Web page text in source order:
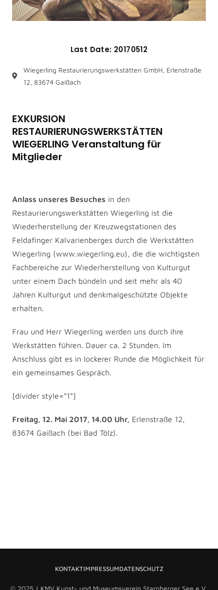
EXKURSION
RESTAURIERUNGSWERKSTÄTTEN
WIEGERLING Veranstaltung für
Mitglieder
Anlass unseres Besuches in den
Restaurierungswerkstätten Wiegerling ist die
Wiederherstellung der Kreuzwegstationen des
Feldafinger Kalvarienberges durch die Werkstätten
Wiegerling (www.wiegerling.eu), die die wichtigsten
Fachbereiche zur Wiederherstellung von Kulturgut
unter einem Dach bündeln und seit mehr als 40
Jahren Kulturgut und denkmalgeschützte Objekte
erhalten.
Frau und Herr Wiegerling werden uns durch ihre
Werkstätten führen. Dauer ca. 2 Stunden. Im
Anschluss gibt es in lockerer Runde die Möglichkeit für
ein gemeinsames Gespräch.
[divider style=“1“]
Freitag, 12. Mai 2017, 14.00 Uhr, Erlenstraße 12,
83674 Gaißach (bei Bad Tölz).
Last Date: 20170512
Wiegerling Restaurierungswerkstätten GmbH, Erlenstraße
12, 83674 Gaißach
© 2025 | KMV Kunst- und Museumsverein Starnberger See e.V.
KONTAKTIMPRESSUMDATENSCHUTZ